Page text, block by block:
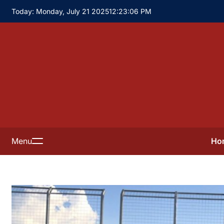
Today: Monday, July 21 202512:23:08 PM
Menu